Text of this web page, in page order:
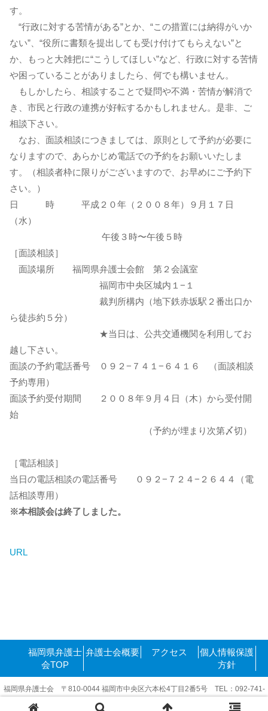
す。
“行政に対する苦情がある”とか、“この措置には納得がいか
ない”、“役所に書類を提出しても受け付けてもらえない”と
か、もっと大雑把に“こうしてほしい”など、行政に対する苦情
や困っていることがありましたら、何でも構いません。
もしかしたら、相談することで疑問や不満・苦情が解消で
き、市民と行政の連携が好転するかもしれません。是非、ご
相談下さい。
なお、面談相談につきましては、原則として予約が必要に
なりますので、あらかじめ電話での予約をお願いいたしま
す。（相談者枠に限りがございますので、お早めにご予約下
さい。）
日 時 平成２０年（２００８年）９月１７日
（水）
午後３時〜午後５時
［面談相談］
面談場所 福岡県弁護士会館 第２会議室
福岡市中央区城内１−１
裁判所構内（地下鉄赤坂駅２番出口か
ら徒歩約５分）
★当日は、公共交通機関を利用してお
越し下さい。
面談の予約電話番号 ０９２−７４１−６４１６ （面談相談
予約専用）
面談予約受付期間 ２００８年９月４日（木）から受付開
始
（予約が埋まり次第〆切）
［電話相談］
当日の電話相談の電話番号 ０９２−７２４−２６４４（電
話相談専用）
※本相談会は終了しました。
URL
福岡県弁護士
会TOP
弁護士会概要 アクセス
個人情報保護
方針
福岡県弁護士会 〒810-0044 福岡市中央区六本松4丁目2番5号 TEL：092-741-